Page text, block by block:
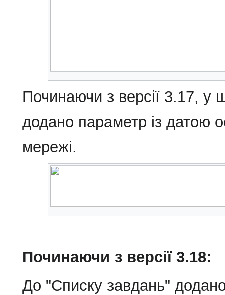
Починаючи з версії 3.17, у
додано параметр із датою
мережі.
Починаючи з версії 3.18:
До "Списку завдань"